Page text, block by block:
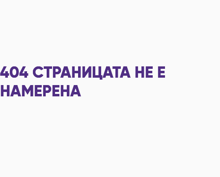
404 СТРАНИЦАТА НЕ Е
НАМЕРЕНА